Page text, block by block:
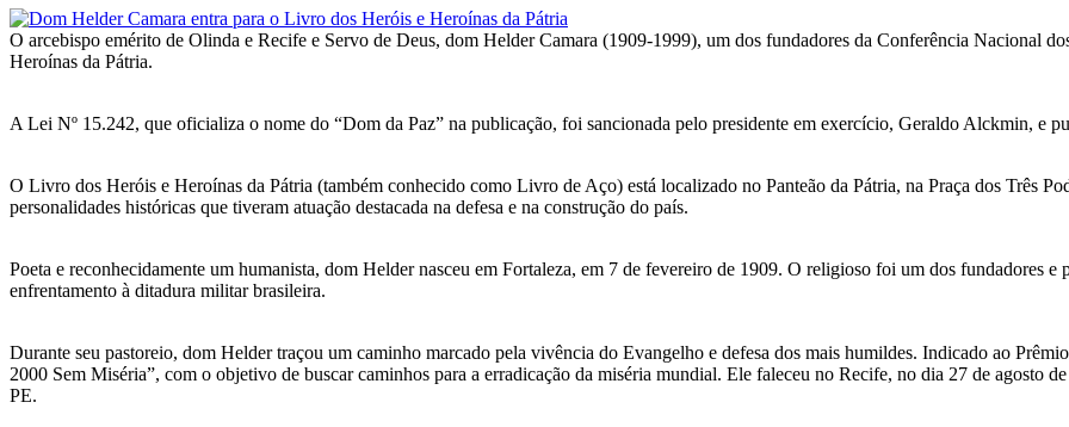
O arcebispo emérito de Olinda e Recife e Servo de Deus, dom Helder Camara (1909-1999), um dos fundadores da Conferência Nacional
Heroínas da Pátria.
A Lei Nº 15.242, que oficializa o nome do “Dom da Paz” na publicação, foi sancionada pelo presidente em exercício, Geraldo Alckmin, e
O Livro dos Heróis e Heroínas da Pátria (também conhecido como Livro de Aço) está localizado no Panteão da Pátria, na Praça dos Três
personalidades históricas que tiveram atuação destacada na defesa e na construção do país.
Poeta e reconhecidamente um humanista, dom Helder nasceu em Fortaleza, em 7 de fevereiro de 1909. O religioso foi um dos fundadores e
enfrentamento à ditadura militar brasileira.
Durante seu pastoreio, dom Helder traçou um caminho marcado pela vivência do Evangelho e defesa dos mais humildes. Indicado ao
2000 Sem Miséria”, com o objetivo de buscar caminhos para a erradicação da miséria mundial. Ele faleceu no Recife, no dia 27 de agosto
PE.